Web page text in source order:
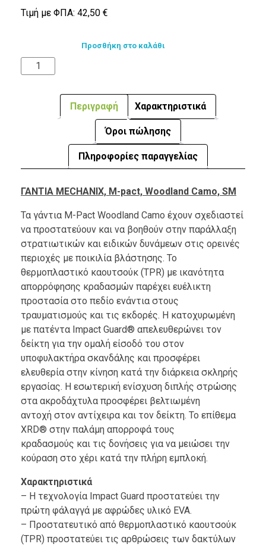
Τιμή με ΦΠΑ: 42,50 €
Προσθήκη στο καλάθι
Περιγραφή Χαρακτηριστικά
Όροι πώλησης
Πληροφορίες παραγγελίας
ΓΑΝΤΙΑ MECHANIX, M-pact, Woodland Camo, SM
Τα γάντια M-Pact Woodland Camo έχουν σχεδιαστεί
να προστατεύουν και να βοηθούν στην παράλλαξη
στρατιωτικών και ειδικών δυνάμεων στις ορεινές
περιοχές με ποικιλία βλάστησης. Το
θερμοπλαστικό καουτσούκ (TPR) με ικανότητα
απορρόφησης κραδασμών παρέχει ευέλικτη
προστασία στο πεδίο ενάντια στους
τραυματισμούς και τις εκδορές. Η κατοχυρωμένη
με πατέντα Impact Guard® απελευθερώνει τον
δείκτη για την ομαλή είσοδό του στον
υποφυλακτήρα σκανδάλης και προσφέρει
ελευθερία στην κίνηση κατά την διάρκεια σκληρής
εργασίας. Η εσωτερική ενίσχυση διπλής στρώσης
στα ακροδάχτυλα προσφέρει βελτιωμένη
αντοχή στον αντίχειρα και τον δείκτη. Το επίθεμα
XRD® στην παλάμη απορροφά τους
κραδασμούς και τις δονήσεις για να μειώσει την
κούραση στο χέρι κατά την πλήρη εμπλοκή.
Χαρακτηριστικά
– Η τεχνολογία Impact Guard προστατεύει την
πρώτη φάλαγγά με αφρώδες υλικό EVA.
– Προστατευτικό από θερμοπλαστικό καουτσούκ
(TPR) προστατεύει τις αρθρώσεις των δακτύλων